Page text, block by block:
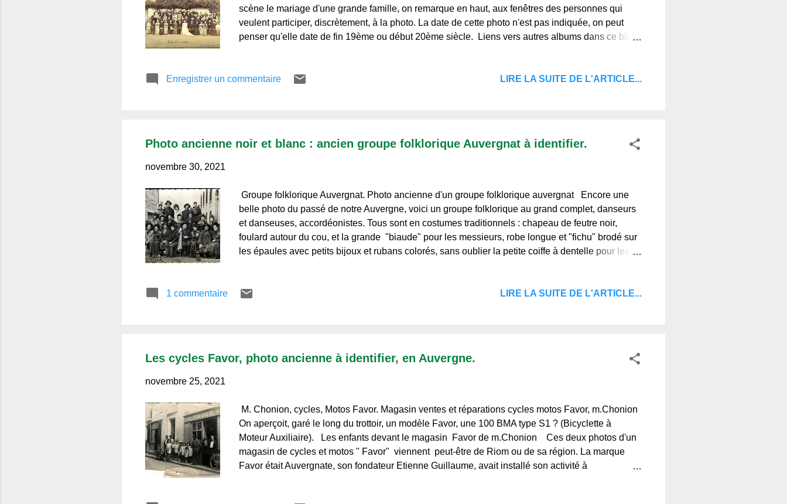
scène le mariage d'une grande famille, on remarque en haut, aux fenêtres des personnes qui
veulent participer, discrètement, à la photo. La date de cette photo n'est pas indiquée, on peut
penser qu'elle date de fin 19ème ou début 20ème siècle. Liens vers autres albums dans ce blog :
et photos originales des Albums Collections,© Regards et Vie d'Auvergne.fr. Merci de votre
Enregistrer un commentaire LIRE LA SUITE DE L'ARTICLE...
Photo ancienne noir et blanc : ancien groupe folklorique Auvergnat à identifier.
novembre 30, 2021
Groupe folklorique Auvergnat. Photo ancienne d'un groupe folklorique auvergnat Encore une
belle photo du passé de notre Auvergne, voici un groupe folklorique au grand complet, danseurs
et danseuses, accordéonistes. Tous sont en costumes traditionnels : chapeau de feutre noir,
foulard autour du cou, et la grande "biaude" pour les messieurs, robe longue et "fichu" brodé sur
les épaules avec petits bijoux et rubans colorés, sans oublier la petite coiffe à dentelle pour les
qui l'aiment et de ceux qui ne la connaissent pas.
1 commentaire LIRE LA SUITE DE L'ARTICLE...
Les cycles Favor, photo ancienne à identifier, en Auvergne.
novembre 25, 2021
M. Chonion, cycles, Motos Favor. Magasin ventes et réparations cycles motos Favor, m.Chonion
On aperçoit, garé le long du trottoir, un modèle Favor, une 100 BMA type S1 ? (Bicyclette à
Moteur Auxiliaire). Les enfants devant le magasin Favor de m.Chonion Ces deux photos d'un
magasin de cycles et motos " Favor" viennent peut-être de Riom ou de sa région. La marque
Favor était Auvergnate, son fondateur Etienne Guillaume, avait installé son activité à